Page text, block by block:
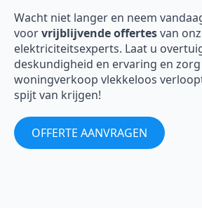
Wacht niet langer en neem
voorvrijblijvende offertesvan
elektriciteitsexperts. Laat u
deskundigheid en ervaring en
woningverkoop vlekkeloos
spijt van krijgen!
OFFERTE AANVRAGEN